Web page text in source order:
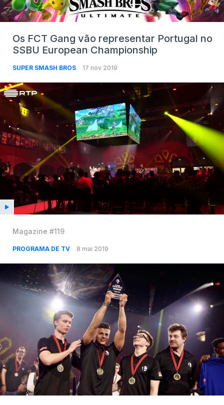
Os FCT Gang vão representar Portugal no
SSBU European Championship
SUPER SMASH BROS 17 nov 2019
Magazine #119
PROGRAMA DE TV 8 mai 2019